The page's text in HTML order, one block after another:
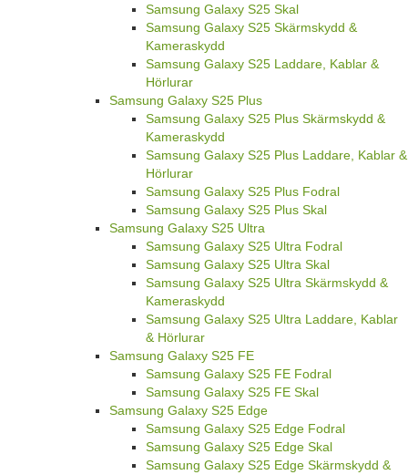
Samsung Galaxy S25 Skal
Samsung Galaxy S25 Skärmskydd &
Kameraskydd
Samsung Galaxy S25 Laddare, Kablar &
Hörlurar
Samsung Galaxy S25 Plus
Samsung Galaxy S25 Plus Skärmskydd &
Kameraskydd
Samsung Galaxy S25 Plus Laddare, Kablar &
Hörlurar
Samsung Galaxy S25 Plus Fodral
Samsung Galaxy S25 Plus Skal
Samsung Galaxy S25 Ultra
Samsung Galaxy S25 Ultra Fodral
Samsung Galaxy S25 Ultra Skal
Samsung Galaxy S25 Ultra Skärmskydd &
Kameraskydd
Samsung Galaxy S25 Ultra Laddare, Kablar
& Hörlurar
Samsung Galaxy S25 FE
Samsung Galaxy S25 FE Fodral
Samsung Galaxy S25 FE Skal
Samsung Galaxy S25 Edge
Samsung Galaxy S25 Edge Fodral
Samsung Galaxy S25 Edge Skal
Samsung Galaxy S25 Edge Skärmskydd &